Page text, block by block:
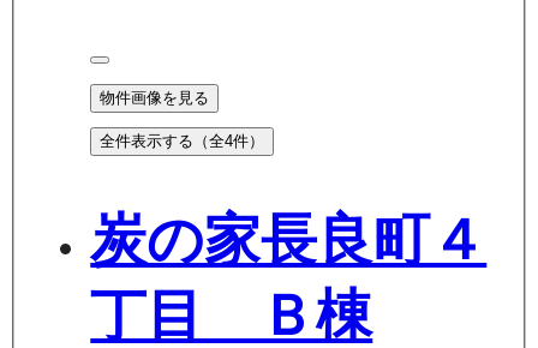
物件画像を見る
全件表示する（全4件）
炭の家長良町４
丁目 Ｂ棟